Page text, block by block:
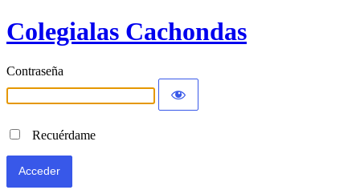
Colegialas Cachondas
Contraseña
Recuérdame